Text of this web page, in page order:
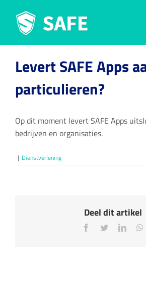
inhoud
Levert SAFE Apps
particulieren?
Op dit moment levert SAFE Apps
bedrijven en organisaties.
| Dienstverlening
Deel dit artikel
Facebook
Twitter